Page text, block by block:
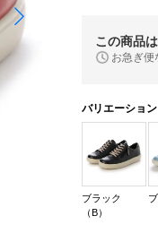
この商品は
お急ぎ便
バリエーション
ブラック
（B）